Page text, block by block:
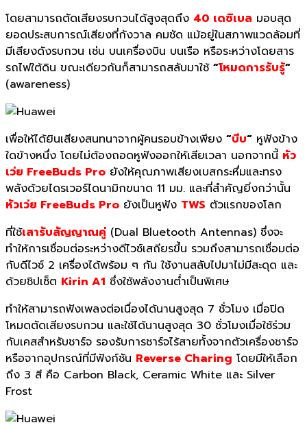
โดยสามารถตัดเสียงรบกวนได้สูงสุดถึง 40 เดซิเบล มอบสุด
ยอดประสบการณ์เสียงที่กังวาล คมชัด แม้อยู่ในสภาพแวดล้อมที่
มีเสียงดังรบกวน เช่น บนเครื่องบิน บนเรือ หรือระหว่างโดยสาร
รถไฟใต้ดิน ขณะเดียวกันก็สามารถสลับมาใช้ “โหมดการรับรู้“
(awareness)
เพื่อให้ได้ยินเสียงสนทนาจากผู้คนรอบข้างเพียง “บีบ“ หูฟังข้าง
ใดข้างหนึ่ง โดยไม่ต้องถอดหูฟังออกให้เสียเวลา นอกจากนี้ หัว
เว่ย FreeBuds Pro ยังให้คุณภาพเสียงเบสกระหึ่มและทรง
พลังด้วยไดรเวอร์ไดนามิกขนาด 11 มม. และที่สำคัญยิ่งกว่านั้น
หัวเว่ย FreeBuds Pro ยังเป็นหูฟัง TWS ตัวแรกของโลก
ที่ใช้เสารับสัญญาณคู่ (Dual Bluetooth Antennas) ซึ่งจะ
ทำให้การเชื่อมต่อระหว่างดีไวซ์เสถียรขึ้น รวมถึงสามารถเชื่อมต่อ
กับดีไวซ์ 2 เครื่องได้พร้อม ๆ กัน ใช้งานสลับไปมาไม่มีสะดุด และ
ด้วยชิปเซ็ต Kirin A1 ซึ่งใช้พลังงานต่ำเป็นพิเศษ
ทำให้สามารถฟังเพลงต่อเนื่องได้นานสูงสุด 7 ชั่วโมง เมื่อปิด
โหมดตัดเสียงรบกวน และใช้ได้นานสูงสุด 30 ชั่วโมงเมื่อใช้ร่วม
กับเคสสำหรับชาร์จ รองรับการชาร์จไร้สายทั้งจากตัวเครื่องชาร์จ
หรือจากอุปกรณ์ที่มีฟังก์ชัน Reverse Charing โดยมีให้เลือก
ถึง 3 สี คือ Carbon Black, Ceramic White และ Silver
Frost